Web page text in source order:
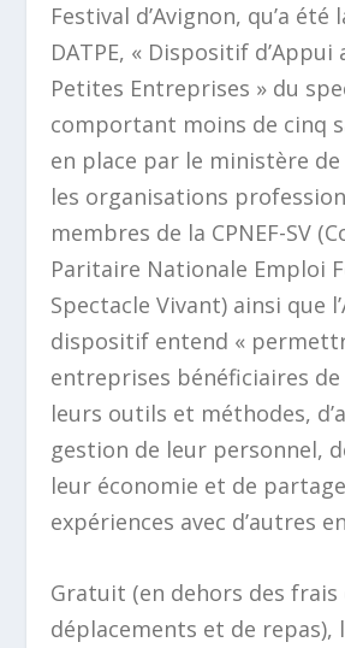
Festival d’Avignon, qu’a été
DATPE, « Dispositif d’Appui
Petites Entreprises » du
comportant moins de cinq
en place par le ministère
les organisations
membres de la CPNEF-SV
Paritaire Nationale Emploi
Spectacle Vivant) ainsi que
dispositif entend «
entreprises bénéficiaires
leurs outils et méthodes,
gestion de leur personnel,
leur économie et de
expériences avec d’autres
Gratuit (en dehors des frais
déplacements et de repas),